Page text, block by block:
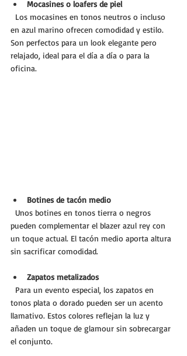
Mocasines o loafers de piel
en azul marino ofrecen comodidad y estilo.
Son perfectos para un look elegante pero
relajado, ideal para el día a día o para la
oficina.
Botines de tacón medio
pueden complementar el blazer azul rey con
un toque actual. El tacón medio aporta altura
sin sacrificar comodidad.
Zapatos metalizados
tonos plata o dorado pueden ser un acento
llamativo. Estos colores reflejan la luz y
añaden un toque de glamour sin sobrecargar
el conjunto.